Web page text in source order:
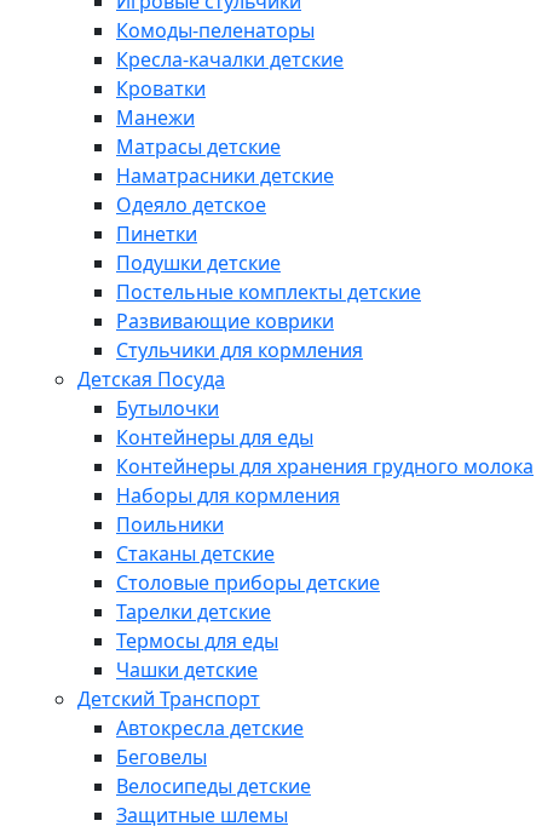
Комоды-пеленаторы
Кресла-качалки детские
Кроватки
Манежи
Матрасы детские
Наматрасники детские
Одеяло детское
Пинетки
Подушки детские
Постельные комплекты детские
Развивающие коврики
Стульчики для кормления
Детская Посуда
Бутылочки
Контейнеры для еды
Контейнеры для хранения грудного молока
Наборы для кормления
Поильники
Стаканы детские
Столовые приборы детские
Тарелки детские
Термосы для еды
Чашки детские
Детский Транспорт
Автокресла детские
Беговелы
Велосипеды детские
Защитные шлемы